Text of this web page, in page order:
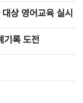
상 영어교육 실시
기록 도전